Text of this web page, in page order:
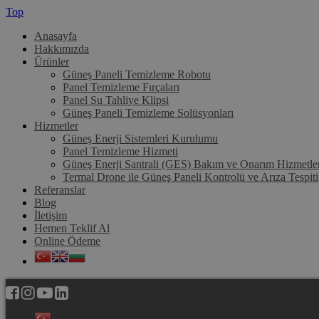
Top
Anasayfa
Hakkımızda
Ürünler
Güneş Paneli Temizleme Robotu
Panel Temizleme Fırçaları
Panel Su Tahliye Klipsi
Güneş Paneli Temizleme Solüsyonları
Hizmetler
Güneş Enerji Sistemleri Kurulumu
Panel Temizleme Hizmeti
Güneş Enerji Santrali (GES) Bakım ve Onarım
Termal Drone ile Güneş Paneli Kontrolü ve Arıza Tespiti
Referanslar
Blog
İletişim
Hemen Teklif Al
Online Ödeme